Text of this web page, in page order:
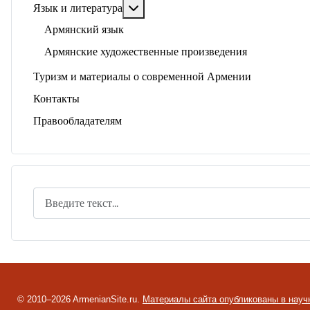
Язык и литература
Армянский язык
Армянские художественные произведения
Туризм и материалы о современной Армении
Контакты
Правообладателям
© 2010–2026 ArmenianSite.ru. Материалы сайта опубликованы в